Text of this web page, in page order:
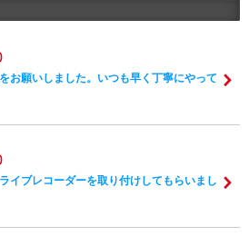
お願いしました。いつも早く丁寧にやって
イブレコーダーを取り付けしてもらいまし